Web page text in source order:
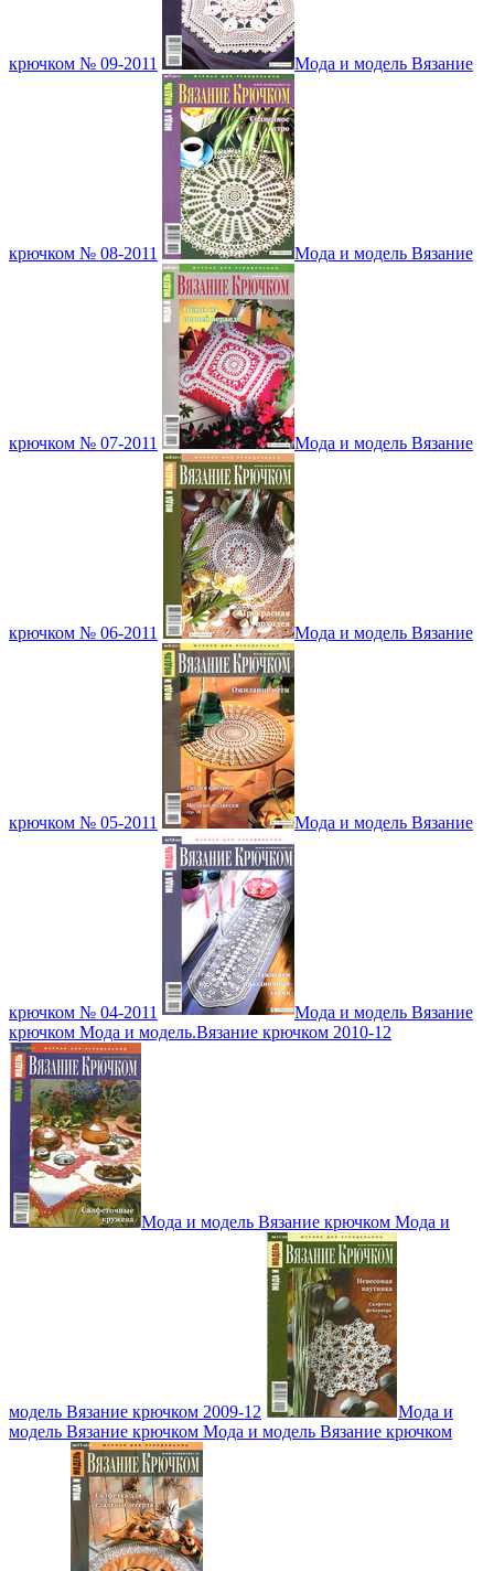
крючком № 09-2011 Мода и модель Вязание
крючком № 08-2011 Мода и модель Вязание
крючком № 07-2011 Мода и модель Вязание
крючком № 06-2011 Мода и модель Вязание
крючком № 05-2011 Мода и модель Вязание
крючком № 04-2011
Мода и модель Вязание
крючком Мода и модель.Вязание крючком 2010-12
Мода и модель Вязание крючком Мода и
модель Вязание крючком 2009-12
Мода и
модель Вязание крючком Мода и модель Вязание крючком